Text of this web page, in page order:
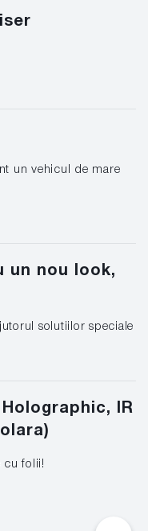
un vehicul de mare
un nou look,
solutiilor speciale
IR
cu folii!